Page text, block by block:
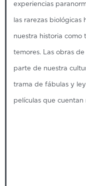
experiencias
las rarezas
nuestra historia como
temores. Las obras
parte de nuestra
trama de fábulas y
películas que cuentan